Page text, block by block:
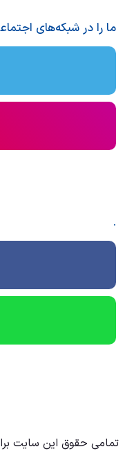
ما را در شبکه‌های
.
تمامی حقوق این سایت